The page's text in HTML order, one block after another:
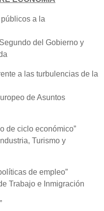
a la
del Gobierno y
a las turbulencias de la
de Asuntos
de ciclo económico”
Turismo y
de empleo”
Trabajo e Inmigración